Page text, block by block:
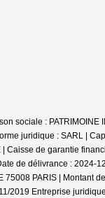
sociale :
juridique : SARL |
de garantie
de délivrance :
PARIS | Montant
2019 Entreprise